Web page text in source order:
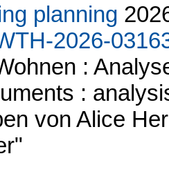
planning
2026-
:
:
von Alice